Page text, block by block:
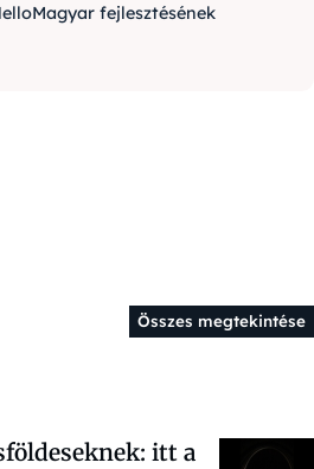
fejlesztésének
Összes megtekintése
itt a